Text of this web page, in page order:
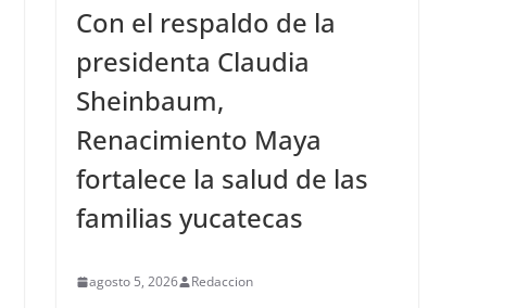
Con el respaldo de la
presidenta Claudia
Sheinbaum,
Renacimiento Maya
fortalece la salud de las
familias yucatecas
agosto 5, 2026 Redaccion